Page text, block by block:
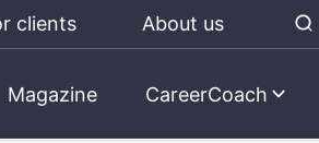
clients About us
Magazine CareerCoach